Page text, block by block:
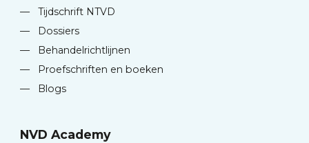
—
Tijdschrift NTVD
—
Dossiers
—
Behandelrichtlijnen
—
Proefschriften en boeken
—
Blogs
NVD Academy